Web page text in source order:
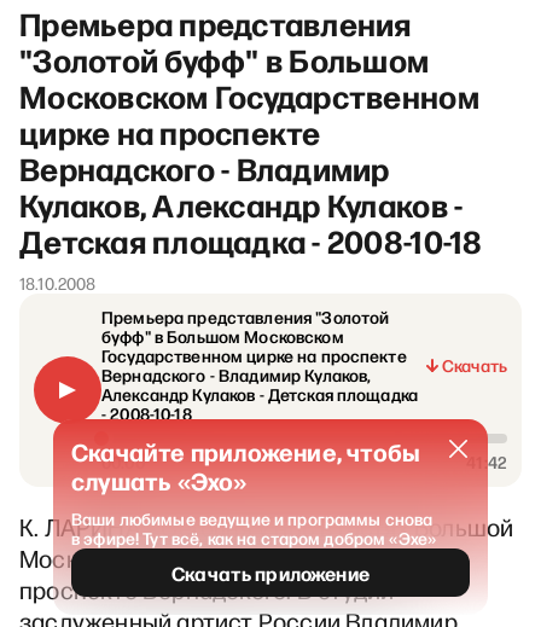
Премьера представления
"Золотой буфф" в Большом
Московском Государственном
цирке на проспекте
Вернадского - Владимир
Кулаков, Александр Кулаков -
Детская площадка - 2008-10-18
18.10.2008
Премьера представления "Золотой
буфф" в Большом Московском
Государственном цирке на проспекте
Вернадского - Владимир Кулаков,
Александр Кулаков - Детская площадка
- 2008-10-18
Скачать
00:00 41:42
К. ЛАРИНА – Сегодня у нас в гостях Большой
Московский Государственный цирк на
проспекте Вернадского. В студии
Скачайте приложение, чтобы
слушать «Эхо»
Ваши любимые ведущие и программы снова
в эфире! Тут всё, как на старом добром «Эхе»
Скачать приложение